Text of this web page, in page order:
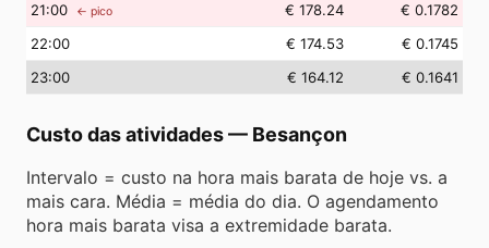
21:00 ← pico € 178.24
€ 0.1782
22:00 € 174.53
€ 0.1745
23:00 € 164.12 € 0.1641
Custo das atividades— Besançon
Intervalo = custo na hora mais barata de hoje vs. a
mais cara. Média = média do dia. O agendamento
hora mais barata visa a extremidade barata.